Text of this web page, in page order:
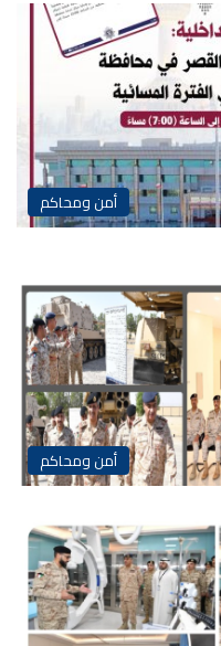
أمن ومحاكم
أمن ومحاكم